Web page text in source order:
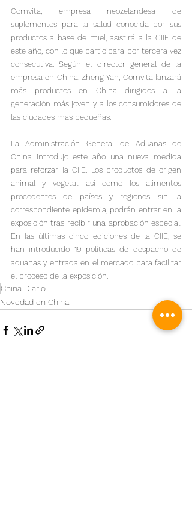
Comvita, empresa neozelandesa de
suplementos para la salud conocida por sus
productos a base de miel, asistirá a la CIIE de
este año, con lo que participará por tercera vez
consecutiva. Según el director general de la
empresa en China, Zheng Yan, Comvita lanzará
más productos en China dirigidos a la
generación más joven y a los consumidores de
las ciudades más pequeñas.
La Administración General de Aduanas de
China introdujo este año una nueva medida
para reforzar la CIIE. Los productos de origen
animal y vegetal, así como los alimentos
procedentes de países y regiones sin la
correspondiente epidemia, podrán entrar en la
exposición tras recibir una aprobación especial.
En las últimas cinco ediciones de la CIIE, se
han introducido 19 políticas de despacho de
aduanas y entrada en el mercado para facilitar
el proceso de la exposición.
China Diario
Novedad en China